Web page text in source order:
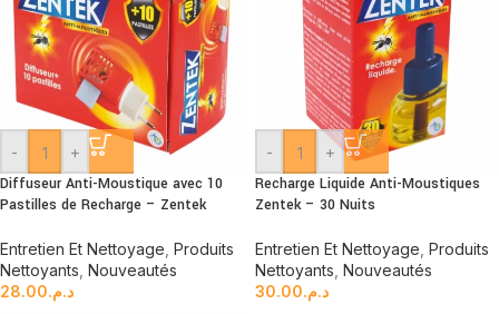
- +
Diffuseur Anti-Moustique avec 10
Pastilles de Recharge – Zentek
Entretien Et Nettoyage Produits
Nettoyants Nouveautés
د.م.28.00
- +
Recharge Liquide Anti-Moustiques
Zentek – 30 Nuits
Entretien Et Nettoyage Produits
Nettoyants Nouveautés
د.م.30.00